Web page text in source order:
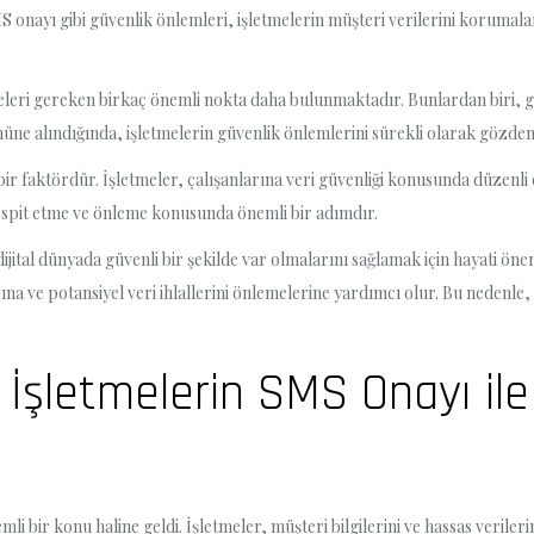
onayı gibi güvenlik önlemleri, işletmelerin müşteri verilerini
gereken birkaç önemli nokta daha bulunmaktadır. Bunlardan
alındığında, işletmelerin güvenlik önlemlerini sürekli olarak
faktördür. İşletmeler, çalışanlarına veri güvenliği konusunda
etme ve önleme konusunda önemli bir adımdır.
dünyada güvenli bir şekilde var olmalarını sağlamak için hayati
ve potansiyel veri ihlallerini önlemelerine yardımcı olur. Bu
SMS Onayı
bir konu haline geldi. İşletmeler, müşteri bilgilerini ve hassas